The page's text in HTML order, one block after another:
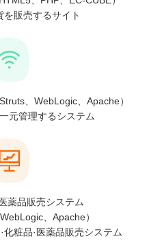
販売するサイト
、WebLogic、Apache）
元管理するシステム
薬品販売システム
、Apache）
化粧品·医薬品販売システム